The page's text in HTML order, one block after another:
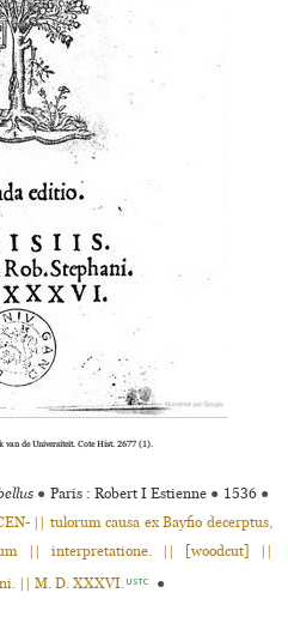
van de Universiteit. Cote Hist. 2677 (1).
● Paris : Robert I Estienne ● 1536 ●
|| tulorum causa ex Bayfio decerptus,
|| interpretatione. || [woodcut] ||
|| M. D. XXXVI. USTC ●